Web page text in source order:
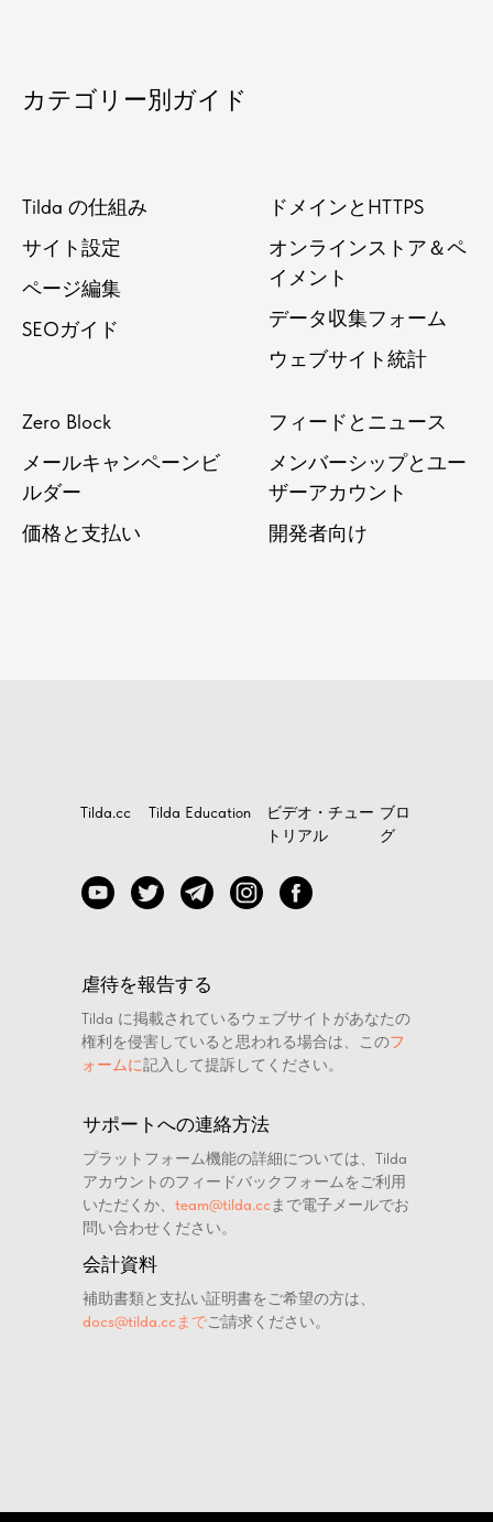
カテゴリー別ガイド
Tilda の仕組み
サイト設定
ページ編集
SEOガイド
ドメインとHTTPS
オンラインストア＆ペ
イメント
データ収集フォーム
ウェブサイト統計
Zero Block
メールキャンペーンビ
ルダー
価格と支払い
フィードとニュース
メンバーシップとユー
ザーアカウント
開発者向け
Tilda.cc Tilda Education
ビデオ・チュー
トリアル
ブロ
グ
虐待を報告する
Tilda に掲載されているウェブサイトがあなたの
権利を侵害していると思われる場合は、このフ
ォームに記入して提訴してください。
サポートへの連絡方法
プラットフォーム機能の詳細については、Tilda
アカウントのフィードバックフォームをご利用
いただくか、 team@tilda.ccまで電子メールでお
問い合わせください。
会計資料
補助書類と支払い証明書をご希望の方は、
docs@tilda.ccまでご請求ください。